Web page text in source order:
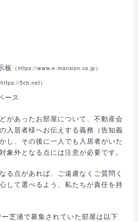
板
（https://www.e-mansion.co.jp）
https://5ch.net）
ース
があったお部屋について、不動産会
入居者様へお伝えする義務（告知義
し、その後に一人でも入居者がいた
象外となる点には注意が必要です。
る点があれば、ご遠慮なくご質問く
して選べるよう、私たちが責任を持
芝浦で募集されていた部屋は以下